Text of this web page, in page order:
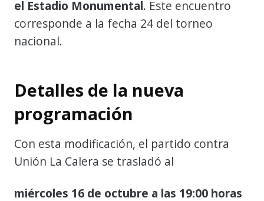
el Estadio Monumental. Este encuentro
corresponde a la fecha 24 del torneo
nacional.
Detalles de la nueva
programación
Con esta modificación, el partido contra
Unión La Calera se trasladó al
miércoles 16 de octubre a las 19:00 horas